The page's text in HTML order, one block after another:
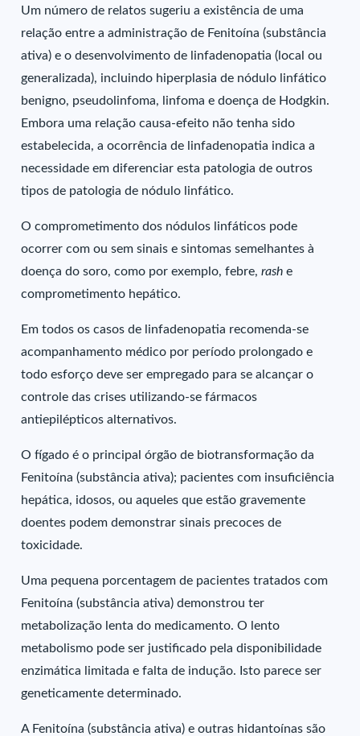
Um número de relatos sugeriu a existência de uma
relação entre a administração de Fenitoína (substância
ativa) e o desenvolvimento de linfadenopatia (local ou
generalizada), incluindo hiperplasia de nódulo linfático
benigno, pseudolinfoma, linfoma e doença de Hodgkin.
Embora uma relação causa-efeito não tenha sido
estabelecida, a ocorrência de linfadenopatia indica a
necessidade em diferenciar esta patologia de outros
tipos de patologia de nódulo linfático.
O comprometimento dos nódulos linfáticos pode
ocorrer com ou sem sinais e sintomas semelhantes à
doença do soro, como por exemplo, febre,rashe
comprometimento hepático.
Em todos os casos de linfadenopatia recomenda-se
acompanhamento médico por período prolongado e
todo esforço deve ser empregado para se alcançar o
controle das crises utilizando-se fármacos
antiepilépticos alternativos.
O fígado é o principal órgão de biotransformação da
Fenitoína (substância ativa); pacientes com insuficiência
hepática, idosos, ou aqueles que estão gravemente
doentes podem demonstrar sinais precoces de
toxicidade.
Uma pequena porcentagem de pacientes tratados com
Fenitoína (substância ativa) demonstrou ter
metabolização lenta do medicamento. O lento
metabolismo pode ser justificado pela disponibilidade
enzimática limitada e falta de indução. Isto parece ser
geneticamente determinado.
A Fenitoína (substância ativa) e outras hidantoínas são